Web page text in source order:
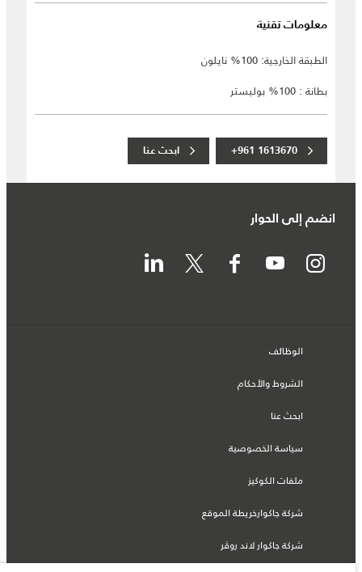
معلومات تقنية
الطبقة الخارجية: 100% نايلون
بطانة : 100% بوليستر
+961 1613670 ابحث عنا
انضم إلى الحوار
الوظائف
الشروط والأحكام
ابحث عنا
سياسة الخصوصية
ملفات الكوكيز
شركة جاكوارخريطة الموقع
شركة جاكوار لاند روڤر